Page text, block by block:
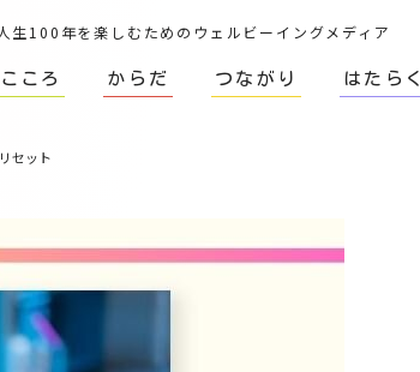
人生100年を楽しむためのウェルビーイングメディア
こころ からだ つながり はたらく
セット